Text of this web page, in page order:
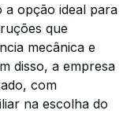
a opção ideal para
que
mecânica e
disso, a empresa
com
na escolha do